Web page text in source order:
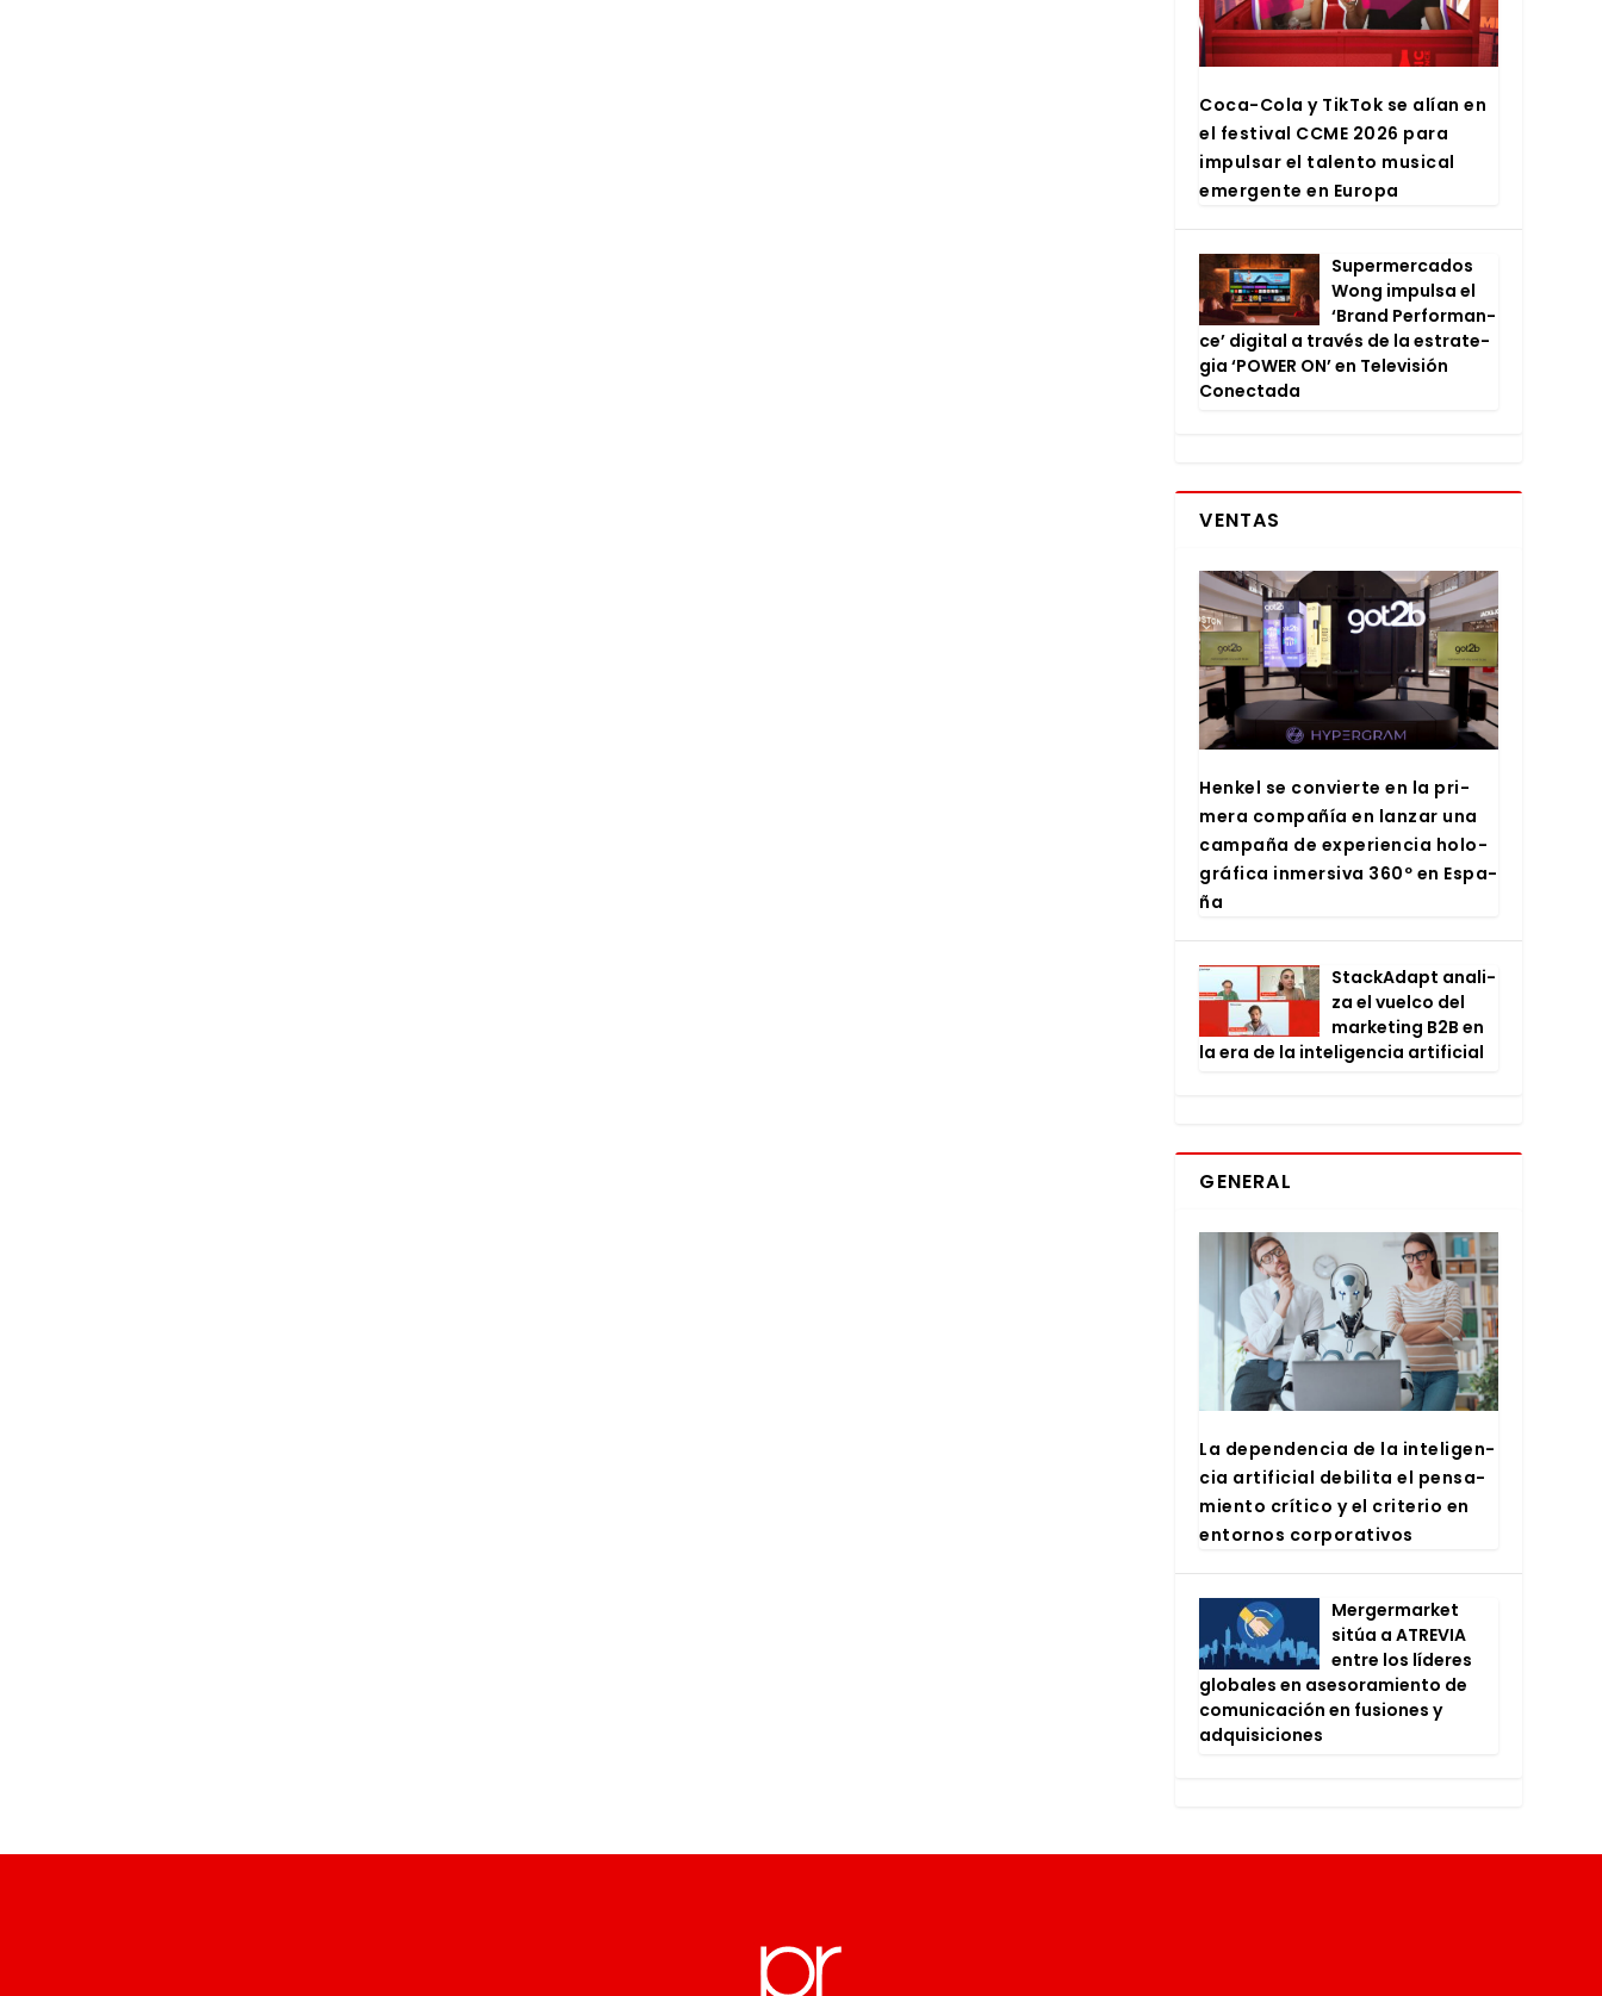
Coca-Cola y Tik­Tok se alían en
el fes­ti­val CCME 2026 para
impul­sar el talen­to musi­cal
emer­gen­te en Euro­pa
Super­mer­ca­dos
Wong impul­sa el
‘Brand Per­for­man­
ce’ digi­tal a tra­vés de la estra­te­
gia ‘POWER ON’ en Tele­vi­sión
Conec­ta­da
VENTAS
Hen­kel se con­vier­te en la pri­
me­ra com­pa­ñía en lan­zar una
cam­pa­ña de expe­rien­cia holo­
grá­fi­ca inmer­si­va 360º en Espa­
ña
Stac­kA­dapt ana­li­
za el vuel­co del
mar­ke­ting B2B en
la era de la inte­li­gen­cia arti­fi­cial
GENERAL
La depen­den­cia de la inte­li­gen­
cia arti­fi­cial debi­li­ta el pen­sa­
mien­to crí­ti­co y el cri­te­rio en
entor­nos cor­po­ra­ti­vos
Mer­ger­mar­ket
sitúa a ATRE­VIA
entre los líde­res
glo­ba­les en ase­so­ra­mien­to de
comu­ni­ca­ción en fusio­nes y
adqui­si­cio­nes